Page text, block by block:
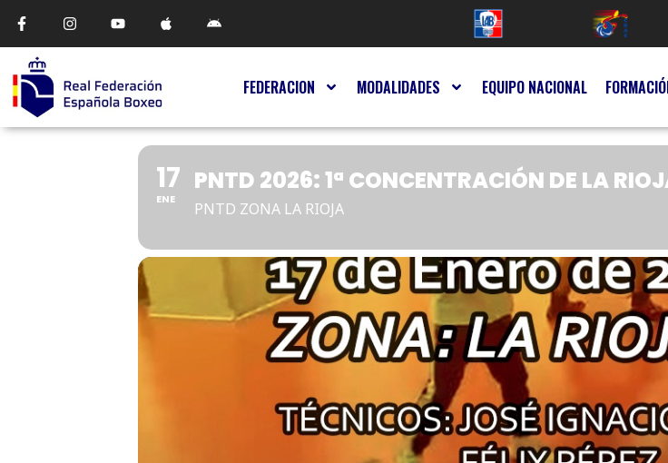
FEDERACION MODALIDADES EQUIPO NACIONAL
17
ENE
PNTD 2026: 1ª CONCENTRACIÓN DE LA
PNTD ZONA LA RIOJA